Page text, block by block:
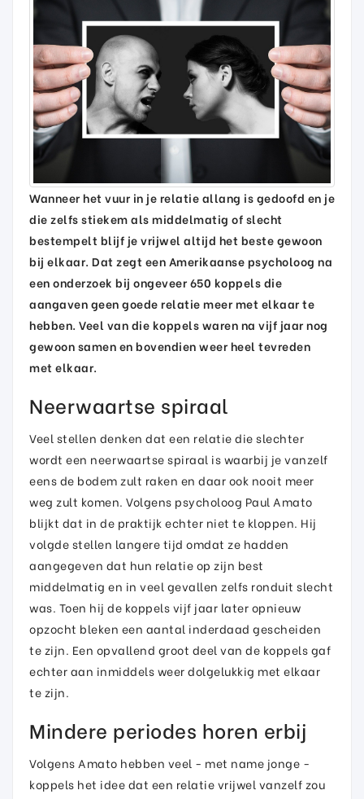
Wanneer het vuur in je relatie allang is gedoofd en je
die zelfs stiekem als middelmatig of slecht
bestempelt blijf je vrijwel altijd het beste gewoon
bij elkaar. Dat zegt een Amerikaanse psycholoog na
een onderzoek bij ongeveer 650 koppels die
aangaven geen goede relatie meer met elkaar te
hebben. Veel van die koppels waren na vijf jaar nog
gewoon samen en bovendien weer heel tevreden
met elkaar.
Neerwaartse spiraal
Veel stellen denken dat een relatie die slechter
wordt een neerwaartse spiraal is waarbij je vanzelf
eens de bodem zult raken en daar ook nooit meer
weg zult komen. Volgens psycholoog Paul Amato
blijkt dat in de praktijk echter niet te kloppen. Hij
volgde stellen langere tijd omdat ze hadden
aangegeven dat hun relatie op zijn best
middelmatig en in veel gevallen zelfs ronduit slecht
was. Toen hij de koppels vijf jaar later opnieuw
opzocht bleken een aantal inderdaad gescheiden
te zijn. Een opvallend groot deel van de koppels gaf
echter aan inmiddels weer dolgelukkig met elkaar
te zijn.
Mindere periodes horen erbij
Volgens Amato hebben veel - met name jonge -
koppels het idee dat een relatie vrijwel vanzelf zou